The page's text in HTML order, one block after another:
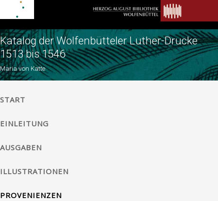
Katalog der Wolfenbütteler Luther-Drucke
1513 bis 1546
Maria von Katte
START
EINLEITUNG
AUSGABEN
ILLUSTRATIONEN
PROVENIENZEN